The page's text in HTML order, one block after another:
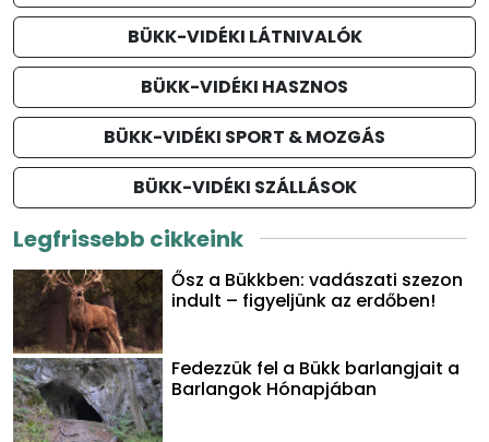
BÜKK-VIDÉKI LÁTNIVALÓK
BÜKK-VIDÉKI HASZNOS
BÜKK-VIDÉKI SPORT & MOZGÁS
BÜKK-VIDÉKI SZÁLLÁSOK
Legfrissebb cikkeink
Ősz a Bükkben: vadászati szezon
indult – figyeljünk az erdőben!
Fedezzük fel a Bükk barlangjait a
Barlangok Hónapjában